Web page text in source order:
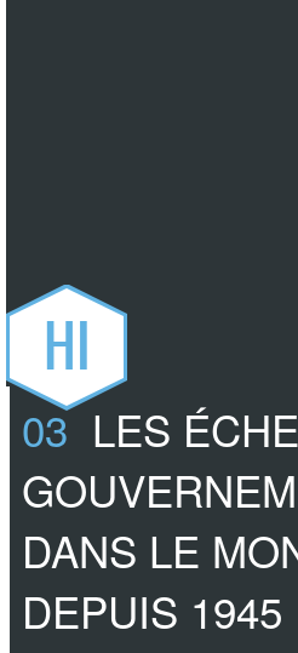
HI
03LES
DANS LE
DEPUIS 1945